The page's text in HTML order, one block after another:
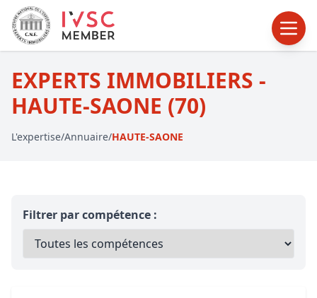
EXPERTS IMMOBILIERS -
HAUTE-SAONE (70)
L'expertise/Annuaire/HAUTE-SAONE
Filtrer par compétence :